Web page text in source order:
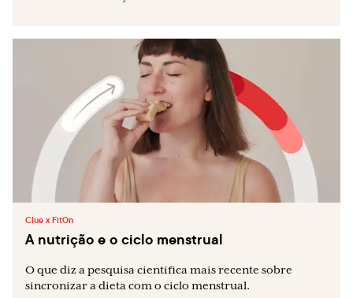
Clue x FitOn
A nutrição e o ciclo menstrual
O que diz a pesquisa científica mais recente sobre
sincronizar a dieta com o ciclo menstrual.